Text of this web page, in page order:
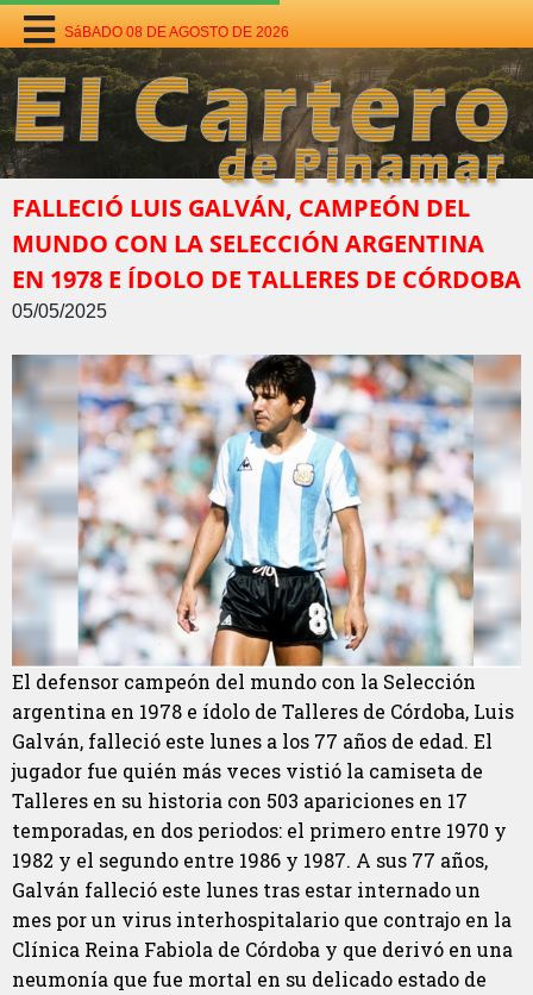
SáBADO 08 DE AGOSTO DE 2026
FALLECIÓ LUIS GALVÁN, CAMPEÓN DEL
MUNDO CON LA SELECCIÓN ARGENTINA
EN 1978 E ÍDOLO DE TALLERES DE CÓRDOBA
05/05/2025
El defensor campeón del mundo con la Selección
argentina en 1978 e ídolo de Talleres de Córdoba, Luis
Galván, falleció este lunes a los 77 años de edad. El
jugador fue quién más veces vistió la camiseta de
Talleres en su historia con 503 apariciones en 17
temporadas, en dos periodos: el primero entre 1970 y
1982 y el segundo entre 1986 y 1987. A sus 77 años,
Galván falleció este lunes tras estar internado un
mes por un virus interhospitalario que contrajo en la
Clínica Reina Fabiola de Córdoba y que derivó en una
neumonía que fue mortal en su delicado estado de